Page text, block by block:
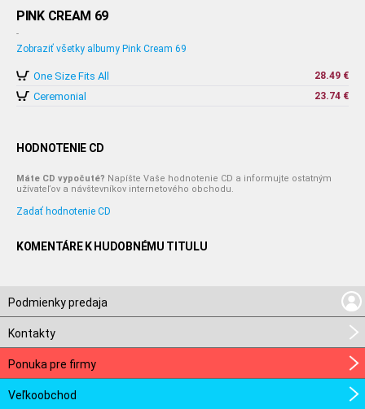
PINK CREAM 69
-
Zobraziť všetky albumy Pink Cream 69
One Size Fits All 28.49 €
Ceremonial 23.74 €
HODNOTENIE CD
Máte CD vypočuté? Napíšte Vaše hodnotenie CD a informujte ostatným
užívateľov a návštevníkov internetového obchodu.
Zadať hodnotenie CD
KOMENTÁRE K HUDOBNÉMU TITULU
Podmienky predaja
Kontakty
Ponuka pre firmy
Veľkoobchod